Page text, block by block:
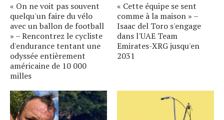
« On ne voit pas souvent
quelqu'un faire du vélo
avec un ballon de football
» – Rencontrez le cycliste
d'endurance tentant une
odyssée entièrement
américaine de 10 000
milles
« Cette équipe se sent
comme à la maison » –
Isaac del Toro s'engage
dans l'UAE Team
Emirates-XRG jusqu'en
2031